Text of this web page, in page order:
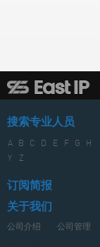
搜索专业人员
A B C D E F G H
Y
Z
订阅简报
关于我们
公司介绍 公司管理